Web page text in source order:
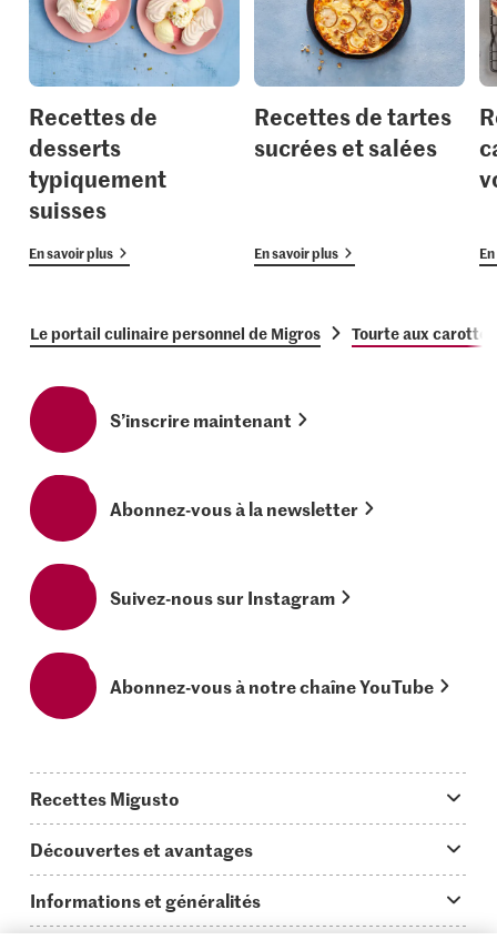
Recettes de
desserts
typiquement
suisses
En savoir plus
Recettes de tartes
sucrées et salées
En savoir plus
Le portail culinaire personnel de Migros Tourte aux
S’inscrire maintenant
Abonnez-vous à la newsletter
Suivez-nous sur Instagram
Abonnez-vous à notre chaîne YouTube
Recettes Migusto
Idées de menus
Plats principaux
Découvertes et avantages
On en parle...
Informations et généralités